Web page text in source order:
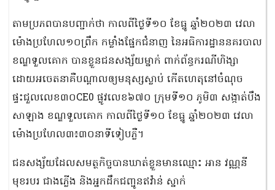
តាមប្រភពបានបញ្ជាក់ថា កាលពីថ្ងៃទី១០ ខែធ្នូ ឆ្នាំ២០២៣ វេលា
ម៉ោងប្រហែល១០ព្រឹក កម្លាំងផ្នែកជំនាញ នៃអធិការដ្ឋាននគរបាល
ខណ្ឌទួលគោក បានខ្លួនជនសង្ស័យម្នាក់ ពាក់ព័ន្ធករណីហិង្សា
ដោយអចេតនាគឺបណ្ដាលឲ្យមនុស្សស្លាប់ កើតហេតុនៅចំណុច
ផ្ទះជួលលេខ៣០CE0 ផ្លូវលេខ៦៧០ ក្រុមទី១០ ភូមិ៣ សង្កាត់បឹង
សាឡាង ខណ្ឌទួលគោក កាលពីថ្ងៃទី១០ ខែធ្នូ ឆ្នាំ២០២៣ វេលា
ម៉ោងប្រហែល៣៖៣០នាទីទៀបភ្លឺ។
ជនសង្ស័យដែលសមត្ថកិច្ចបានឃាត់ខ្លួនមានឈ្មោះ អាន វណ្ណនី
មុខរបរ ជាងភ្លើង និងអ្នកដឹកជញ្ជូនឥវ៉ាន់ ស្នាក់